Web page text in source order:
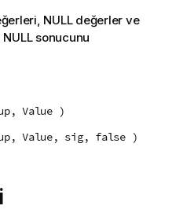
NULLdeğerler ve
NULLsonucunu
Value )
Value, sig, false )